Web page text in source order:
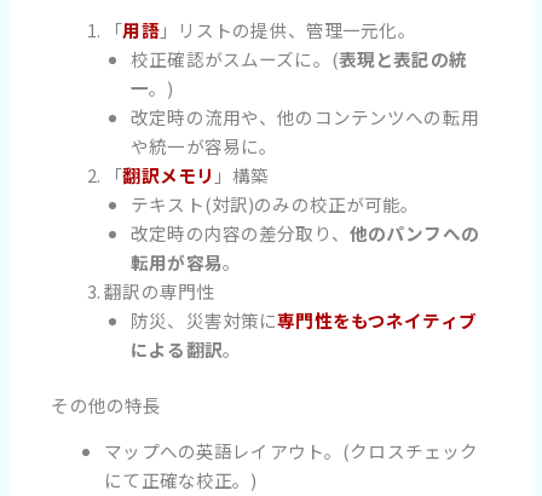
「用語」リストの提供、管理一元化。
校正確認がスムーズに。(表現と表記の統
一。)
改定時の流用や、他のコンテンツへの転用
や統一が容易に。
「翻訳メモリ 」構築
テキスト(対訳)のみの校正が可能。
改定時の内容の差分取り、 他のパンフへの
転用が容易。
翻訳の専門性
防災、災害対策に専門性をもつネイティブ
による翻訳。
その他の特長
マップへの英語レイアウト。(クロスチェック
にて正確な校正。)